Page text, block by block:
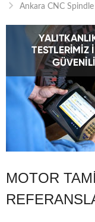
Ankara CNC
MOTOR